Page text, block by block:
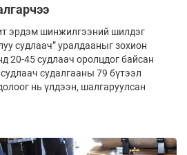
эрдэм шинжилгээний шилдэг
судлаач” уралдааныг зохион
20-45 судлаач оролцдог байсан
судалгааны 79 бүтээл
нь үлдээн, шалгаруулсан